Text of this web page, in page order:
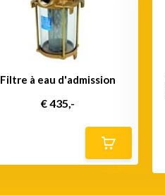
Filtre à eau d'admission
€ 435,-